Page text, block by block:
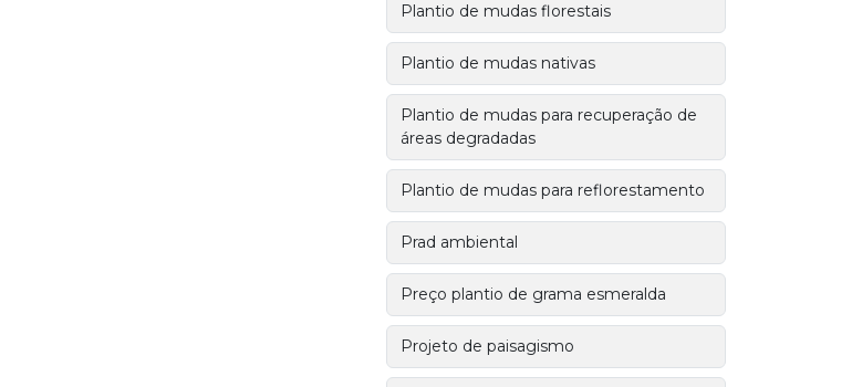
Plantio de mudas florestais
Plantio de mudas nativas
Plantio de mudas para recuperação de
áreas degradadas
Plantio de mudas para reflorestamento
Prad ambiental
Preço plantio de grama esmeralda
Projeto de paisagismo